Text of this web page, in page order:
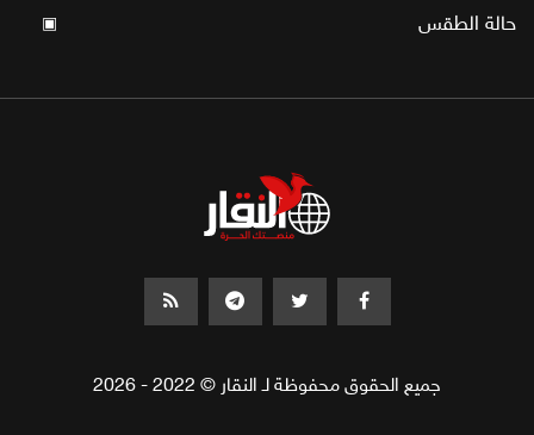
حالة الطقس ▣
جميع الحقوق محفوظة لـ النقار © 2022 - 2026